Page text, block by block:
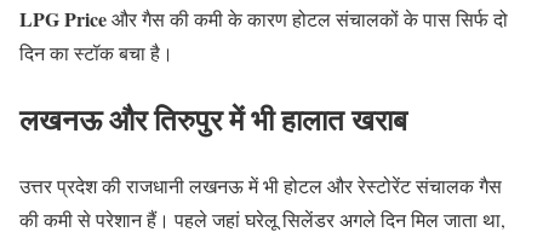
LPG Priceऔर गैस की कमी के कारण होटल संचालकों के पास सिर्फ दो
दिन का स्टॉक बचा है।
लखनऊ और तिरुपुर में भी हालात खराब
उत्तर प्रदेश की राजधानी लखनऊ में भी होटल और रेस्टोरेंट संचालक गैस
की कमी से परेशान हैं। पहले जहां घरेलू सिलेंडर अगले दिन मिल जाता था,